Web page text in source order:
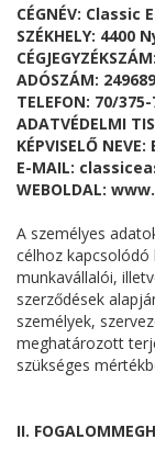
CÉGNÉV: Classic
SZÉKHELY:
ADÓSZÁM:
TELEFON: 70/
ADATVÉDELMI
KÉPVISELŐ
E-MAIL:
WEBOLDAL:
A személyes
célhoz
munkavállalói,
szerződések
személyek,
meghatározott
szükséges
II.